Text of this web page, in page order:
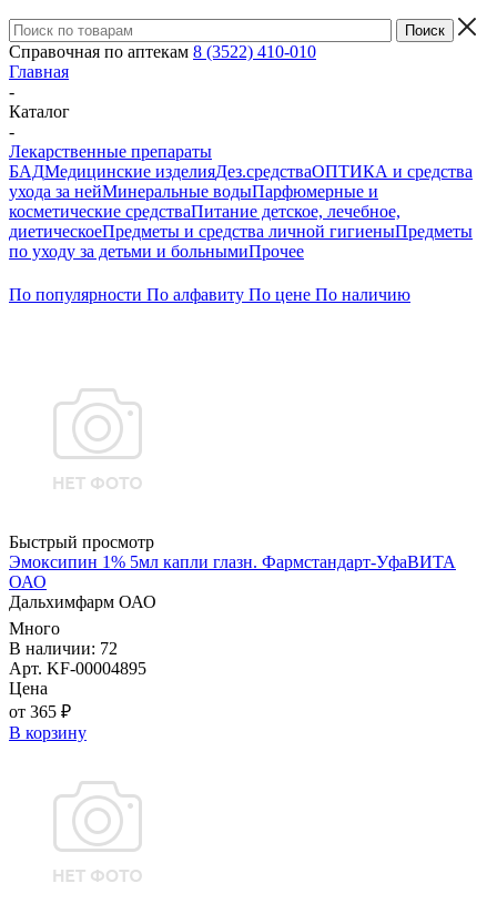
Справочная по аптекам 8 (3522) 410-010
Главная
-
Каталог
-
Лекарственные препараты
БАДМедицинские изделияДез.средстваОПТИКА и средства
ухода за нейМинеральные водыПарфюмерные и
косметические средстваПитание детское, лечебное,
диетическоеПредметы и средства личной гигиеныПредметы
по уходу за детьми и больнымиПрочее
По популярности По алфавиту По цене По наличию
Быстрый просмотр
Эмоксипин 1% 5мл капли глазн. Фармстандарт-УфаВИТА
ОАО
Дальхимфарм ОАО
Много
В наличии: 72
Арт. KF-00004895
Цена
от 365 ₽
В корзину